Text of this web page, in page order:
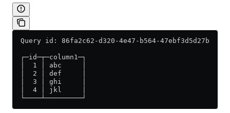
  Query id: 86fa2c62-d320-4e47-b564-47ebf3d5d27b
  ┌─id─┬─column1─┐
  │  1 │ abc     │
  │  2 │ def     │
  │  3 │ ghi     │
  │  4 │ jkl     │
  └────┴─────────┘